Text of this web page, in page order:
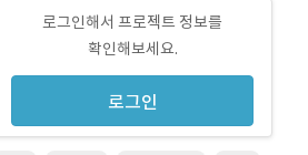
로그인해서 프로젝트 정보를
확인해보세요.
로그인